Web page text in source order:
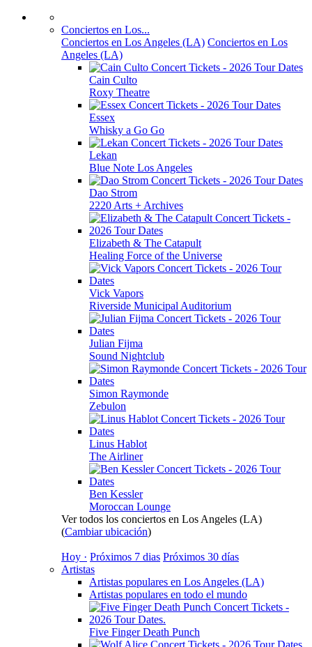
Conciertos en Los...
Conciertos en Los Angeles (LA) Conciertos en Los
Angeles (LA)
Cain Culto
Roxy Theatre
Essex
Whisky a Go Go
Lekan
Blue Note Los Angeles
Dao Strom
2220 Arts + Archives
Elizabeth & The Catapult
Healing Force of the Universe
Vick Vapors
Riverside Municipal Auditorium
Julian Fijma
Sound Nightclub
Simon Raymonde
Zebulon
Linus Hablot
The Airliner
Ben Kessler
Moroccan Lounge
Ver todos los conciertos en Los Angeles (LA)
(Cambiar ubicación)
Hoy · Próximos 7 dias Próximos 30 días
Artistas
Artistas populares en Los Angeles (LA)
Artistas populares en todo el mundo
Five Finger Death Punch